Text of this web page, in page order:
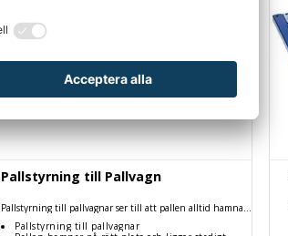
Pallstyrning till Pallvagn
Pallstyrning till pallvagnar ser till att pallen alltid hamnar
Pallstyrning till pallvagnar